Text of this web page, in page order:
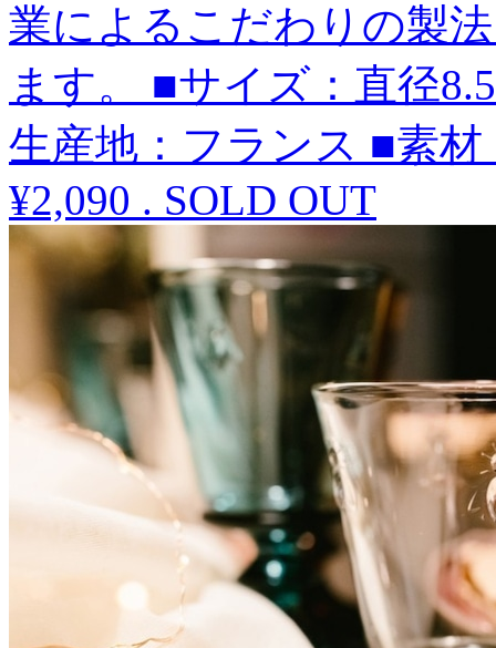
業によるこだわりの製
ます。 ■サイズ：直径
生産地：フランス ■素
¥2,090 . SOLD OUT